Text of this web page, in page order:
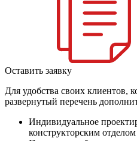
Оставить заявку
Для удобства своих клиентов,
развернутый перечень
Индивидуальное
конструкторским отделом